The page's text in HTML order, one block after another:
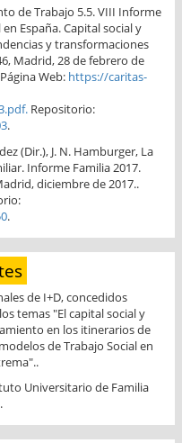
de Trabajo 5.5. VIII Informe
España. Capital social y
y transformaciones
Madrid, 28 de febrero de
Web: https://caritas-
Repositorio:
.
(Dir.), J. N. Hamburger, La
Informe Familia 2017.
diciembre de 2017..
.
de I+D, concedidos
temas "El capital social y
en los itinerarios de
de Trabajo Social en
Universitario de Familia